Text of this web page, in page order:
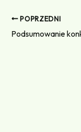
POPRZEDNI
Podsumowanie